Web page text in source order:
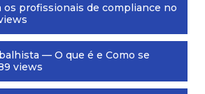
os profissionais de compliance no
— O que é e Como se
views